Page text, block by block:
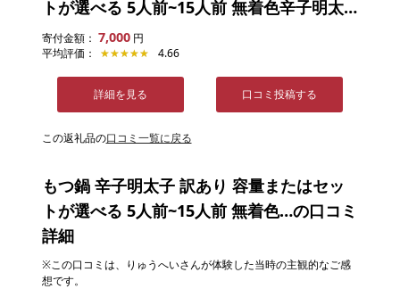
トが選べる 5人前~15人前 無着色辛子明太
子 福岡 九州 国産牛 ホルモン 醤油味 5人前
10人前 12人前 15人前 500g セット 切子 切
寄付金額： 7,000 円
平均評価：
★★★★★
★★★★★ 4.66
詳細を見る 口コミ投稿する
この返礼品の口コミ一覧に戻る
もつ鍋 辛子明太子 訳あり 容量またはセッ
トが選べる 5人前~15人前 無着色…の口コミ
詳細
※この口コミは、りゅうへいさんが体験した当時の主観的なご感
想です。